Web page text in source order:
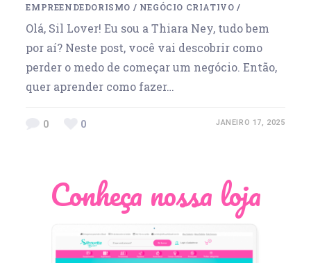
EMPREENDEDORISMO / NEGÓCIO CRIATIVO /
Olá, Sil Lover! Eu sou a Thiara Ney, tudo bem
por aí? Neste post, você vai descobrir como
perder o medo de começar um negócio. Então,
quer aprender como fazer…
0 0 JANEIRO 17, 2025
Conheça nossa loja